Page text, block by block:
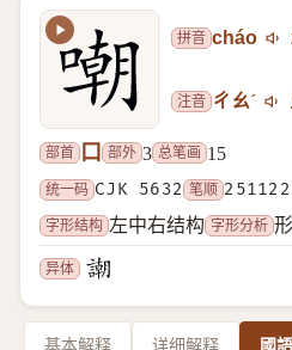
拼音 cháo
注音 ㄔㄠˊ
部首 口 部外 3 总笔画 15
统一码 CJK 5632 笔顺
字形结构 左中右结构 字形分析
异体
基本解释 详细解释 國